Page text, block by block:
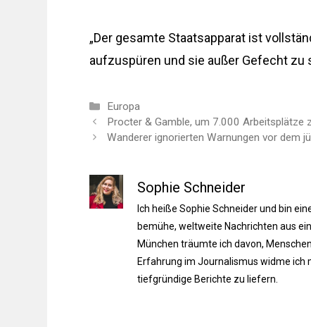
„Der gesamte Staatsapparat ist
aufzuspüren und sie außer Gefecht zu
Kategorien
Europa
Procter & Gamble, um 7.000 Arbeitsplätze
Wanderer ignorierten Warnungen vor dem
Sophie Schneider
Ich heiße Sophie Schneider und bin
bemühe, weltweite Nachrichten aus
München träumte ich davon,
Erfahrung im Journalismus widme ich
tiefgründige Berichte zu liefern.